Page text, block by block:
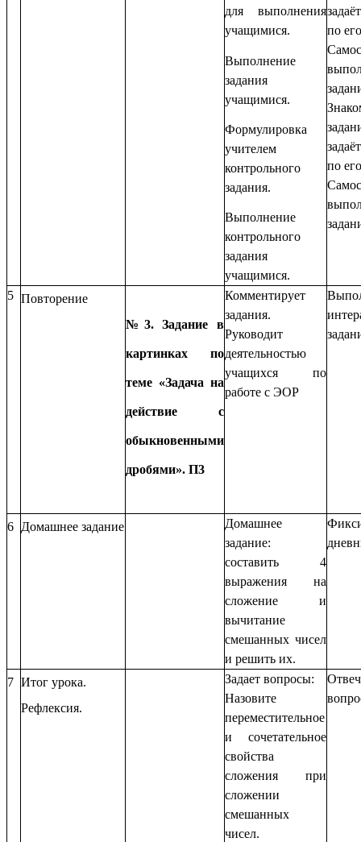
для выполнения
учащимися.
Выполнение
задания
учащимися.
Формулировка
учителем
контрольного
задания.
Выполнение
контрольного
задания
учащимися.
по
по
5 Повторение
№3. Задание в
картинках по
теме «Задача на
действие с
обыкновенными
дробями». П3
Комментирует
задания.
Руководит
деятельностью
учащихся по
работе с ЭОР
6 Домашнее задание
Домашнее
задание:
составить 4
выражения на
сложение и
вычитание
смешанных чисел
и решить их.
7 Итог урока.
Рефлексия.
Задает вопросы:
Назовите
переместительное
и сочетательное
свойства
сложения при
сложении
смешанных
чисел.